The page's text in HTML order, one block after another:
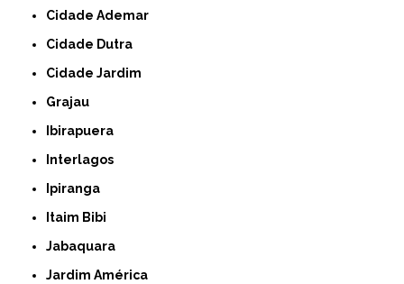
Cidade Ademar
Cidade Dutra
Cidade Jardim
Grajau
Ibirapuera
Interlagos
Ipiranga
Itaim Bibi
Jabaquara
Jardim América